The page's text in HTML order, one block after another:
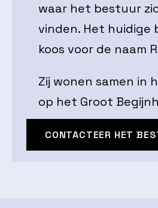
waar het bestuur
vinden. Het huidige
koos voor de naam
Zij wonen samen in
op het Groot
CONTACTEER HET